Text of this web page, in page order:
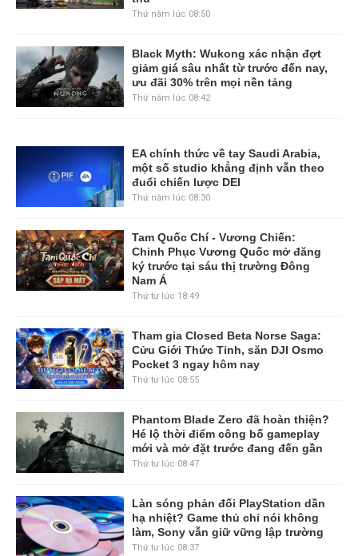
Thứ năm lúc 08:50
Black Myth: Wukong xác nhận đợt
giảm giá sâu nhất từ trước đến nay,
ưu đãi 30% trên mọi nền tảng
Thứ năm lúc 08:42
EA chính thức về tay Saudi Arabia,
một số studio khẳng định vẫn theo
đuổi chiến lược DEI
Thứ năm lúc 08:30
Tam Quốc Chí - Vương Chiến:
Chinh Phục Vương Quốc mở đăng
ký trước tại sáu thị trường Đông
Nam Á
Thứ tư lúc 18:49
Tham gia Closed Beta Norse Saga:
Cửu Giới Thức Tỉnh, săn DJI Osmo
Pocket 3 ngay hôm nay
Thứ tư lúc 08:55
Phantom Blade Zero đã hoàn thiện?
Hé lộ thời điểm công bố gameplay
mới và mở đặt trước đang đến gần
Thứ tư lúc 08:47
Làn sóng phản đối PlayStation dần
hạ nhiệt? Game thủ chỉ nói không
làm, Sony vẫn giữ vững lập trường
Thứ tư lúc 08:37